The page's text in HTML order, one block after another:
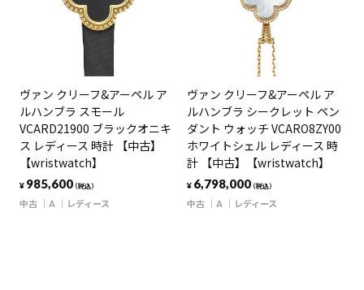
ヴァン クリーフ&アーペル ア
ルハンブラ スモール
VCARD21900 ブラックオニキ
ス レディース 時計 【中古】
【wristwatch】
¥ 985,600（税込）
中古 A レディース
ヴァン クリーフ&アーペル ア
ルハンブラ シークレット ペン
ダント ウォッチ VCARO8ZY00
ホワイトシェル レディース 時
計 【中古】【wristwatch】
¥ 6,798,000（税込）
中古 A レディース